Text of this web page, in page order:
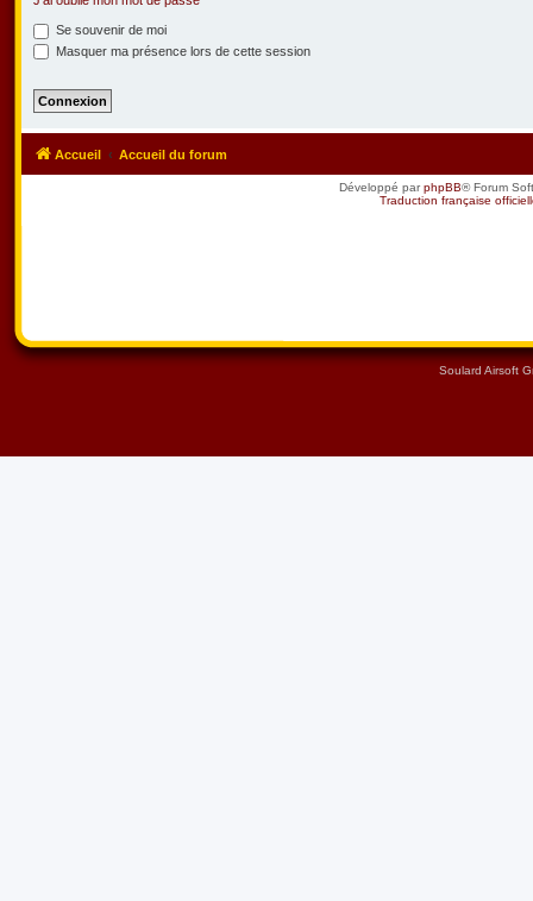
Se souvenir de moi
Masquer ma présence lors de cette session
Accueil Accueil du forum
Développé parphpBB® Forum
Traduction française
Soulard Airsoft